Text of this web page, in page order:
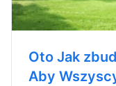
Oto Jak
Aby